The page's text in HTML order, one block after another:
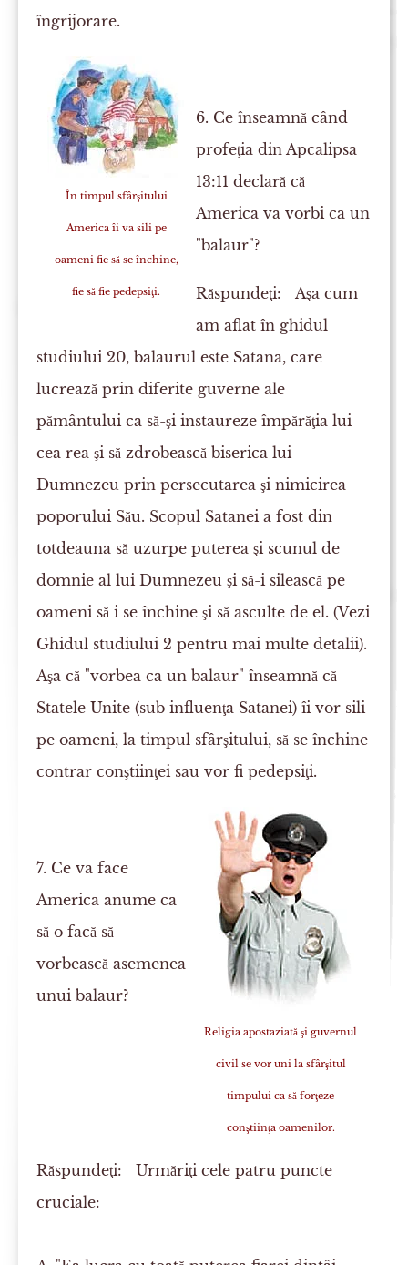
îngrijorare.
În timpul sfârşitului
America îi va sili pe
oameni fie să se închine,
fie să fie pedepsiţi.
6. Ce înseamnă când
profeţia din Apcalipsa
13:11 declară că
America va vorbi ca un
"balaur"?
Răspundeţi: Aşa cum
am aflat în ghidul
studiului 20, balaurul este Satana, care
lucrează prin diferite guverne ale
pământului ca să-şi instaureze împărăţia lui
cea rea şi să zdrobească biserica lui
Dumnezeu prin persecutarea şi nimicirea
poporului Său. Scopul Satanei a fost din
totdeauna să uzurpe puterea şi scunul de
domnie al lui Dumnezeu şi să-i silească pe
oameni să i se închine şi să asculte de el. (Vezi
Ghidul studiului 2 pentru mai multe detalii).
Aşa că "vorbea ca un balaur" înseamnă că
Statele Unite (sub influenţa Satanei) îi vor sili
pe oameni, la timpul sfârşitului, să se închine
contrar conştiinţei sau vor fi pedepsiţi.
Religia apostaziată şi guvernul
civil se vor uni la sfârşitul
timpului ca să forţeze
conştiinţa oamenilor.
7. Ce va face
America anume ca
să o facă să
vorbească asemenea
unui balaur?
Răspundeţi: Urmăriţi cele patru puncte
cruciale: